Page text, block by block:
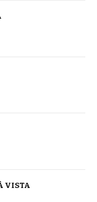
VISTA